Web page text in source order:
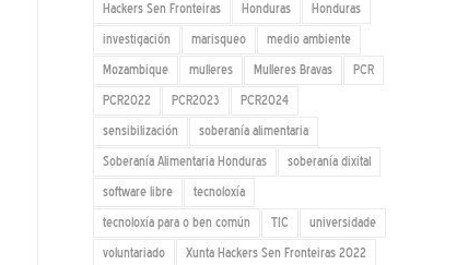
Hackers Sen Fronteiras
Honduras
Honduras
investigación
marisqueo
medio ambiente
Mozambique
mulleres Mulleres Bravas
PCR
PCR2022
PCR2023
PCR2024
sensibilización
soberanía alimentaria
Soberanía Alimentaria Honduras
soberanía dixital
software libre
tecnoloxía
tecnoloxía para o ben común
TIC
universidade
voluntariado
Xunta Hackers Sen Fronteiras 2022